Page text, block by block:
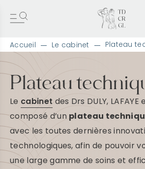
Accueil Le cabinet Plateau
l
i
c
t
Plateau
Le cabinet des Drs DULY, LAFAYE
composé d’un plateau
avec les toutes dernières
technologiques, afin de pouvoir
une large gamme de soins et